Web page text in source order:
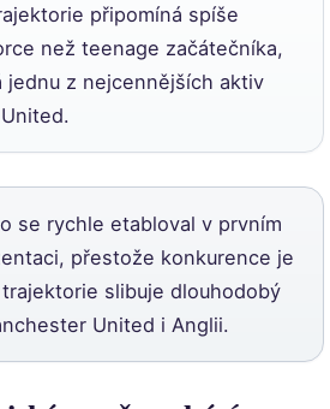
připomíná spíše
než teenage začátečníka,
jednu z nejcennějších aktiv
se rychle etabloval v prvním
přestože konkurence je
slibuje dlouhodobý
United i Anglii.